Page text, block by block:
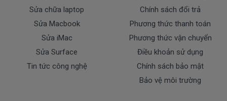
Sửa chữa laptop
Sửa Macbook
Sửa iMac
Sửa Surface
Tin tức công nghệ
Chính sách đổi trả
Phương thức thanh toán
Phương thức vận chuyển
Điều khoản sử dụng
Chính sách bảo mật
Bảo vệ môi trường